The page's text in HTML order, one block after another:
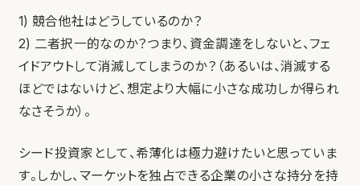
1) 競合他社はどうしているのか？
2) 二者択一的なのか？つまり、資金調達をしないと、フェ
イドアウトして消滅してしまうのか？（あるいは、消滅する
ほどではないけど、想定より大幅に小さな成功しか得られ
なさそうか）。
シード投資家として、希薄化は極力避けたいと思っていま
す。しかし、マーケットを独占できる企業の小さな持分を持